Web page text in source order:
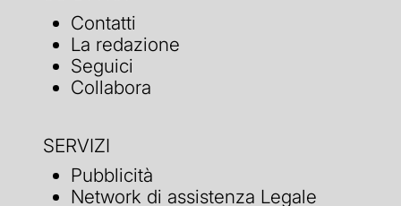
Contatti
La redazione
Seguici
Collabora
SERVIZI
Pubblicità
Network di assistenza Legale